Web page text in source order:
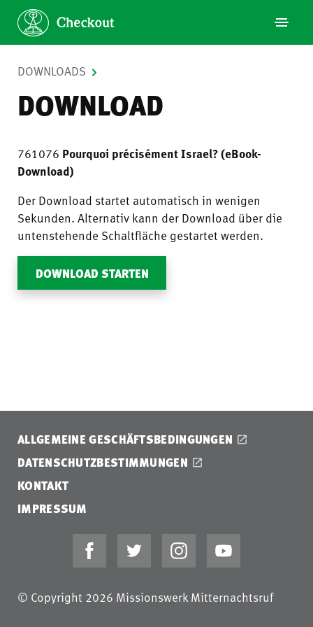
DOWNLOADS
DOWNLOAD
761076 Pourquoi précisément Israel? (eBook-
Download)
Der Download startet automatisch in wenigen
Sekunden. Alternativ kann der Download über die
untenstehende Schaltfläche gestartet werden.
DOWNLOAD STARTEN
ALLGEMEINE GESCHÄFTSBEDINGUNGEN
DATENSCHUTZBESTIMMUNGEN
KONTAKT
IMPRESSUM
© Copyright 2026 Missionswerk Mitternachtsruf